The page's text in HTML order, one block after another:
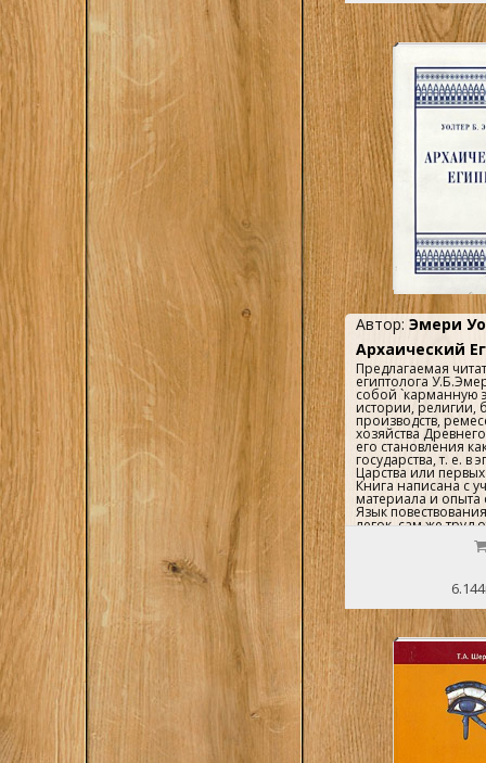
Древнем Египте.
мысль в Древнем
Математика.
`этнография`.
Законодательство
Коростовцев. Язык
египтян. Писцы,
Кацнельсон.
литература.
Изобразительное
архитектура.
Музыка в Древнем
Древнем Египте.
Египта...
Автор: Эмери
Архаический
Предлагаемая
египтолога
собой `карманную
истории, религии,
производств,
хозяйства
его становления
государства, т. е. в
Царства или
Книга написана с
материала и опыта
Язык
легок, сам же труд
легковесен и не
научного
глубокому
книги и указать
читателю на
все еще ждущих
Перевод этой
нас впервые,
книгу
Древнего Египта`,
в этой же серии. ..